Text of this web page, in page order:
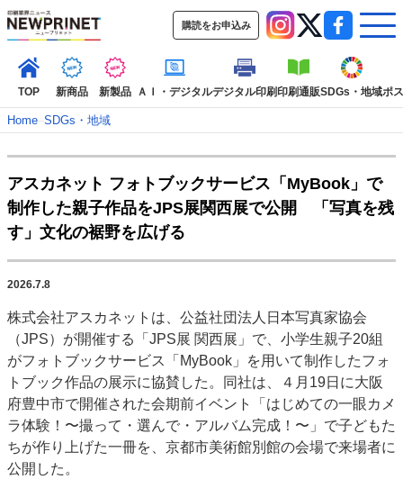
購読をお申込み
TOP 新商品 新製品 ＡＩ・デジタルデジタル印刷印刷通販SDGs・地域ポ
TOP
新着記事 特集記事
動画コンテンツ
インタビュー
コレクション
新商品
SDGs・地域
信用情報
市場・統計
人事・移転・異動・訃報
特集記事カテゴリー一覧
2022 見える化・MIS特集
特集・デジタル印刷 アイデアで勝負！ ～多様なビジネス・多彩な商材～
JAPAN PACK 2023 特集
中古印刷機・製本機特集
2022 検査・校正特集
特集・デジタル印刷 ～ 新成長軌道を描く
Home–SDGs・地域
アスカネット フォトブックサービス「MyBook」で
制作した親子作品をJPS展関西展で公開 「写真を残
す」文化の裾野を広げる
2026.7.8
株式会社アスカネットは、公益社団法人日本写真家協会
（JPS）が開催する「JPS展 関西展」で、小学生親子20組
がフォトブックサービス「MyBook」を用いて制作したフォ
トブック作品の展示に協賛した。同社は、４月19日に大阪
府豊中市で開催された会期前イベント「はじめての一眼カメ
ラ体験！〜撮って・選んで・アルバム完成！〜」で子どもた
ちが作り上げた一冊を、京都市美術館別館の会場で来場者に
公開した。